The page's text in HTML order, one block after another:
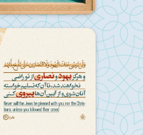
пропаганду, массовое участие иранской
иранского народа: